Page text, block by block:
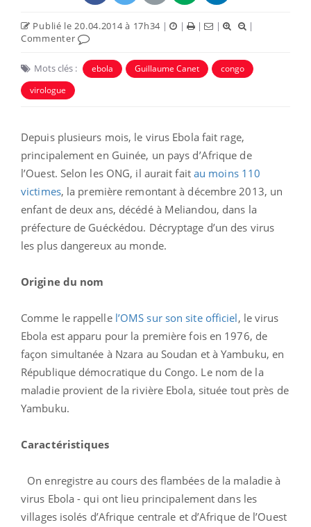
Publié le 20.04.2014 à 17h34 | | | |
|
Commenter
Mots clés : ebola Guillaume Canet
congo
virologue
Depuis plusieurs mois, le virus Ebola fait rage,
principalement en Guinée, un pays d’Afrique de
l’Ouest. Selon les ONG, il aurait fait au moins 110
victimes, la première remontant à décembre 2013, un
enfant de deux ans, décédé à Meliandou, dans la
préfecture de Guéckédou. Décryptage d’un des virus
les plus dangereux au monde.
Origine du nom
Comme le rappelle l’OMS sur son site officiel, le virus
Ebola est apparu pour la première fois en 1976, de
façon simultanée à Nzara au Soudan et à Yambuku, en
République démocratique du Congo. Le nom de la
maladie provient de la rivière Ebola, située tout près de
Yambuku.
Caractéristiques
On enregistre au cours des flambées de la maladie à
virus Ebola - qui ont lieu principalement dans les
villages isolés d’Afrique centrale et d’Afrique de l’Ouest